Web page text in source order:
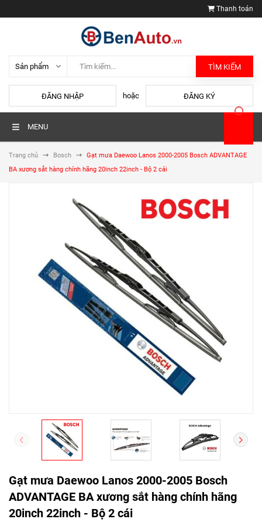
Thanh toán
TÌM KIẾM
ĐĂNG NHẬP hoặc ĐĂNG KÝ
MENU
Trang chủ Bosch
Gạt mưa Daewoo Lanos 2000-2005 Bosch ADVANTAGE
BA xương sắt hàng chính hãng 20inch 22inch - Bộ 2 cái
Gạt mưa Daewoo Lanos 2000-2005 Bosch
ADVANTAGE BA xương sắt hàng chính hãng
20inch 22inch - Bộ 2 cái